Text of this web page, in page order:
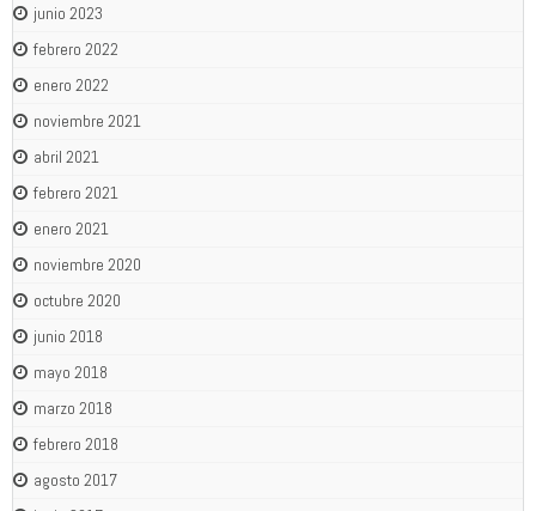
junio 2023
febrero 2022
enero 2022
noviembre 2021
abril 2021
febrero 2021
enero 2021
noviembre 2020
octubre 2020
junio 2018
mayo 2018
marzo 2018
febrero 2018
agosto 2017